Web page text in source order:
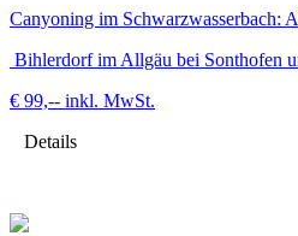
Canyoning im Schwarzwasserbach:
Bihlerdorf im Allgäu bei Sonthofen
€ 99,-- inkl. MwSt.
Details